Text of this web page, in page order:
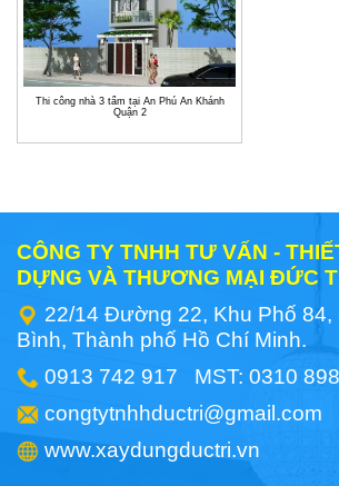
Thi công nhà 3 tấm tại An Phú An Khánh
Quận 2
CÔNG TY TNHH TƯ VẤN -
DỰNG VÀ THƯƠNG MẠI ĐỨC
22/14 Đường 22, Khu Phố
Bình, Thành phố Hồ Chí Minh.
0913 742 917 MST: 0310
congtytnhhductri@gmail.com
www.xaydungductri.vn